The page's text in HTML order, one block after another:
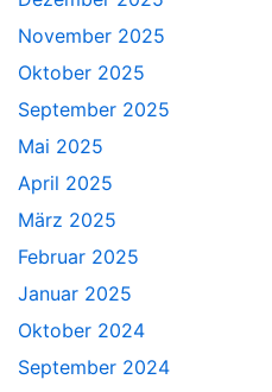
November 2025
Oktober 2025
September 2025
Mai 2025
April 2025
März 2025
Februar 2025
Januar 2025
Oktober 2024
September 2024